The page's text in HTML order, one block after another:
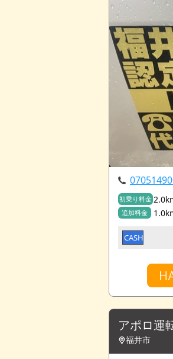
初乗り料金
追加料金
CASH
アポロ運
福井市